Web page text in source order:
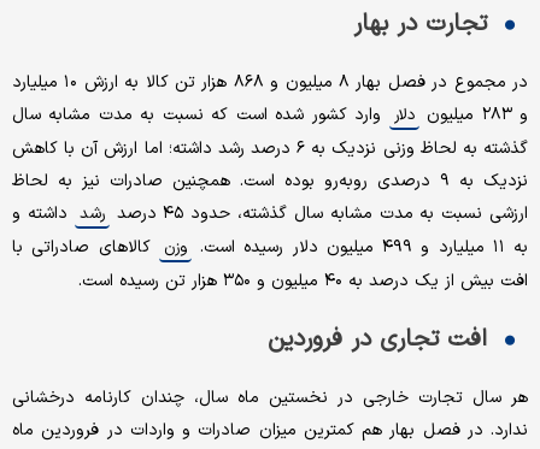
تجارت در بهار
در مجموع در فصل بهار ۸ میلیون و ۸۶۸ هزار تن کالا به ارزش ۱۰ میلیارد
و ۲۸۳ میلیون
دلار وارد کشور شده است که نسبت به مدت مشابه سال
گذشته به لحاظ وزنی نزدیک به ۶ درصد رشد داشته؛ اما ارزش آن با کاهش
نزدیک به ۹ درصدی روبه‌رو بوده است. همچنین صادرات نیز به لحاظ
ارزشی نسبت به مدت مشابه سال گذشته، حدود ۴۵ درصد
رشد داشته و
به ۱۱ میلیارد و ۴۹۹ میلیون دلار رسیده است.
وزن کالاهای صادراتی با
افت بیش از یک درصد به ۴۰ میلیون و ۳۵۰ هزار تن رسیده است.
افت تجاری در فروردین
هر سال تجارت خارجی در نخستین ماه سال، چندان کارنامه درخشانی
ندارد. در فصل بهار هم کمترین میزان صادرات و واردات در فروردین ماه